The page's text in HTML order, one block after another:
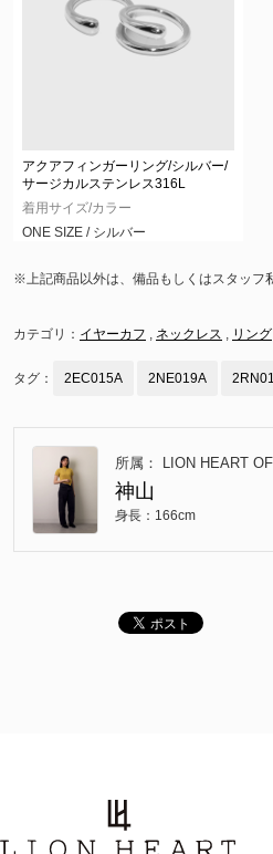
アクアフィンガーリング/シルバー/
サージカルステンレス316L
着用サイズ/カラー
ONE SIZE / シルバー
※上記商品以外は、備品もしくはスタッフ
カテゴリ： イヤーカフ , ネックレス , リング
タグ： 2EC015A 2NE019A
所属： LION HEART
神山
身長：166cm